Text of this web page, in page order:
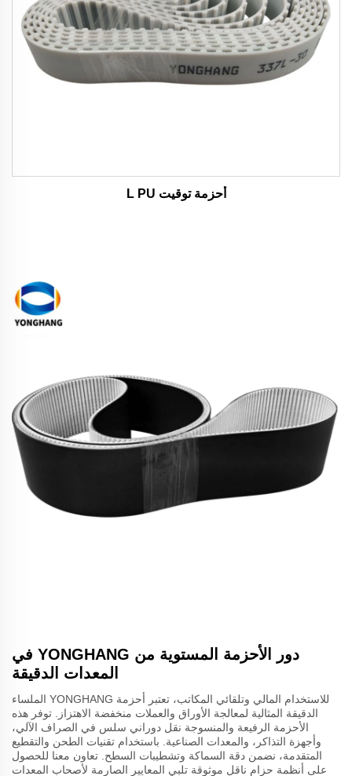
أحزمة توقيت L PU
دور الأحزمة المستوية من YONGHANG في
المعدات الدقيقة
للاستخدام المالي وتلقائي المكاتب، تعتبر أحزمة YONGHANG الملساء
الدقيقة المثالية لمعالجة الأوراق والعملات منخفضة الاهتزاز. توفر هذه
الأحزمة الرفيعة والمنسوجة نقل دوراني سلس في الصراف الآلي،
وأجهزة التذاكر، والمعدات الصناعية. باستخدام تقنيات الطحن والتقطيع
المتقدمة، نضمن دقة السماكة وتشطيبات السطح. تعاون معنا للحصول
على أنظمة حزام ناقل موثوقة تلبي المعايير الصارمة لأصحاب المعدات